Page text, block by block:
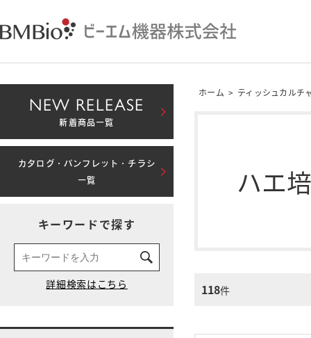
ホーム > ティッシュカルチ
ハエ
118件
NEW RELEASE
新着商品一覧
カタログ・パンフレット・チラシ
一覧
キーワードで探す